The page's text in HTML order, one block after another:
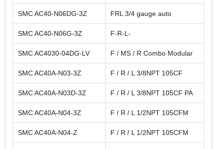
SMC AC40-N06DG-3Z FRL 3/4 gauge auto
SMC AC40-N06G-3Z F-R-L-
SMC AC4030-04DG-LV F / MS / R Combo Modular
SMC AC40A-N03-3Z F / R / L 3/8NPT 105CF
SMC AC40A-N03D-3Z F / R / L 3/8NPT 105CF PA
SMC AC40A-N04-3Z F / R / L 1/2NPT 105CFM
SMC AC40A-N04-Z F / R / L 1/2NPT 105CFM